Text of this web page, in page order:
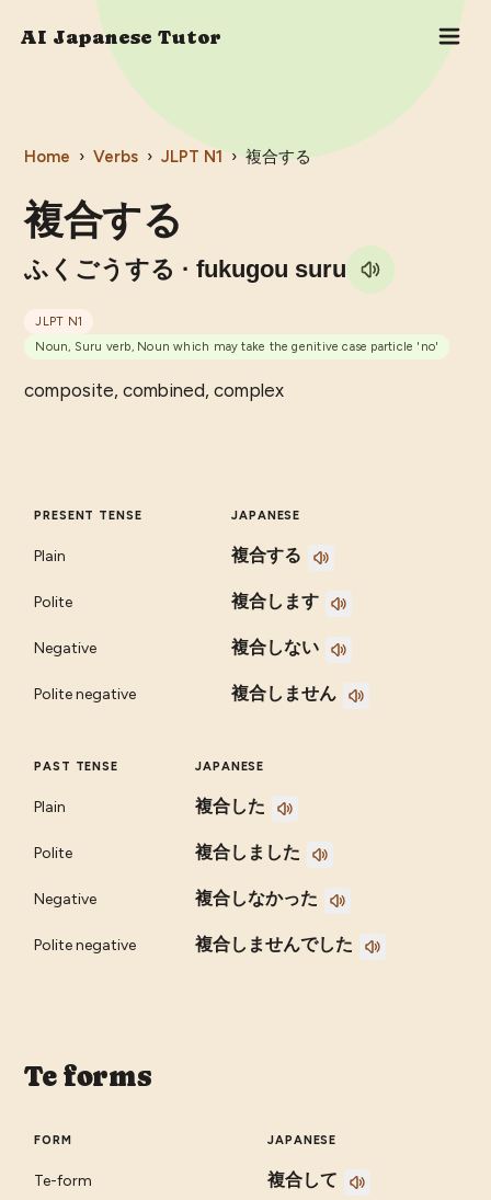
AI Japanese Tutor
Home › Verbs › JLPT N1 › 複合する
複合する
ふくごうする · fukugou suru
JLPT N1
Noun, Suru verb, Noun which may take the genitive case particle 'no'
composite, combined, complex
PRESENT TENSE JAPANESE
Plain 複合する
Polite 複合します
Negative 複合しない
Polite negative 複合しません
PAST TENSE JAPANESE
Plain 複合した
Polite 複合しました
Negative 複合しなかった
Polite negative 複合しませんでした
Te forms
FORM JAPANESE
Te-form 複合して